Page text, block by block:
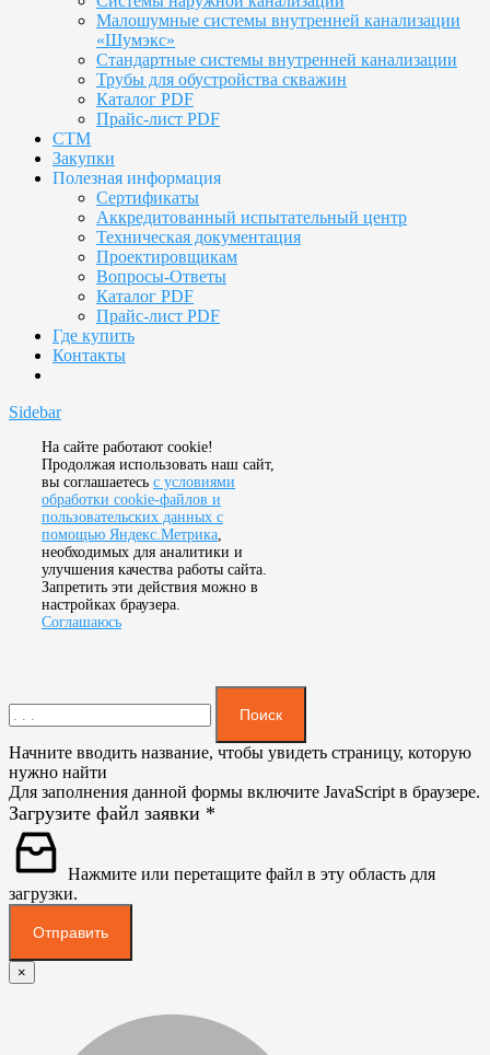
Малошумные системы внутренней канализации
«Шумэкс»
Стандартные системы внутренней канализации
Трубы для обустройства скважин
Каталог PDF
Прайс-лист PDF
СТМ
Закупки
Полезная информация
Сертификаты
Аккредитованный испытательный центр
Техническая документация
Проектировщикам
Вопросы-Ответы
Каталог PDF
Прайс-лист PDF
Где купить
Контакты
Sidebar
На сайте работают cookie!
Продолжая использовать наш сайт,
вы соглашаетесь с условиями
обработки cookie-файлов и
пользовательских данных с
помощью Яндекс.Метрика
необходимых для аналитики и
улучшения качества работы сайта.
Запретить эти действия можно в
настройках браузера.
Соглашаюсь
Поиск
Начните вводить название, чтобы увидеть страницу, которую
нужно найти
Для заполнения данной формы включите JavaScript в браузере.
Загрузите файл заявки *
Нажмите или перетащите файл в эту область для
загрузки.
Отправить
×